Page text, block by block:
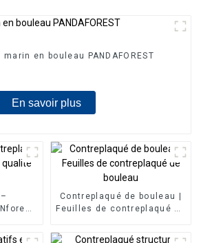
en bouleau PANDAFOREST
En savoir plus
Contreplaqué de bouleau |
Feuilles de contreplaqué de